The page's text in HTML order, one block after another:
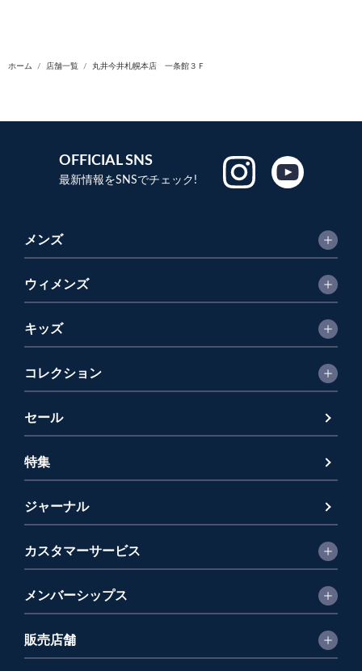
ホーム 店舗一覧 丸井今井札幌本店 一条館３Ｆ
OFFICIAL SNS
最新情報をSNSでチェック!
メンズ
ウィメンズ
キッズ
コレクション
セール
特集
ジャーナル
カスタマーサービス
メンバーシップス
販売店舗